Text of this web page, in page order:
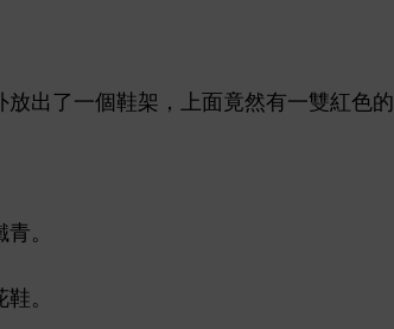
放 個 架， 面竟然 雙
青。
。